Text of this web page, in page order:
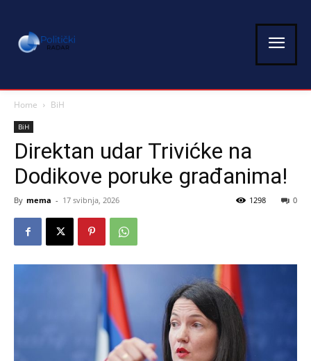
Home BiH
BiH
Direktan udar Trivićke na
Dodikove poruke građanima!
By mema - 17 svibnja, 2026 0
1298